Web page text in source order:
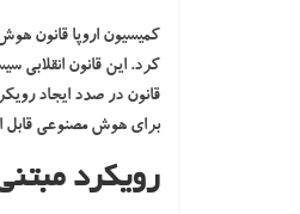
کرد. این قانون
قانون در صدد ایجاد
برای هوش مصنوعی قابل
رویکرد